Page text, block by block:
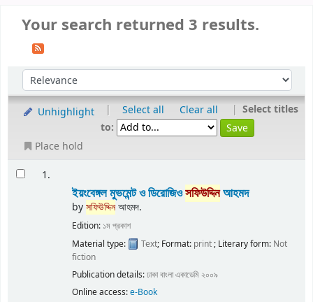
Your search returned 3 results.
Unhighlight | Select all Clear all | Select titles
to:
Place hold
1.
ইয়ংবেঙ্গল মুভমেন্ট ও ডিরোজিওসফিউদ্দিনআহমদ
byসফিউদ্দিনআহমদ.
Edition: ১ম প্রকাশ
Material type:
Text; Format: print ; Literary form: Not
fiction
Publication details:ঢাকাবাংলা একাডেমি ২০০৯
Online access:e-Book